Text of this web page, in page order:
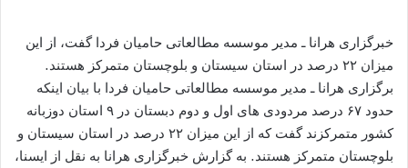
خبرگزاری هرانا ـ مدیر موسسه مطالعاتی حامیان فردا گفت، از این
میزان ۲۲ درصد در استان سیستان و بلوچستان متمرکز هستند.
برگزاری هرانا ـ مدیر موسسه مطالعاتی حامیان فردا با بیان اینکه
حدود ۶۷ درصد مردودی های اول و دوم دبستان در ۹ استان دوزبانه
کشور متمرکزند گفت که از این میزان ۲۲ درصد در استان سیستان و
بلوچستان متمرکز هستند. به گزارش خبرگزاری هرانا به نقل از ایسنا،